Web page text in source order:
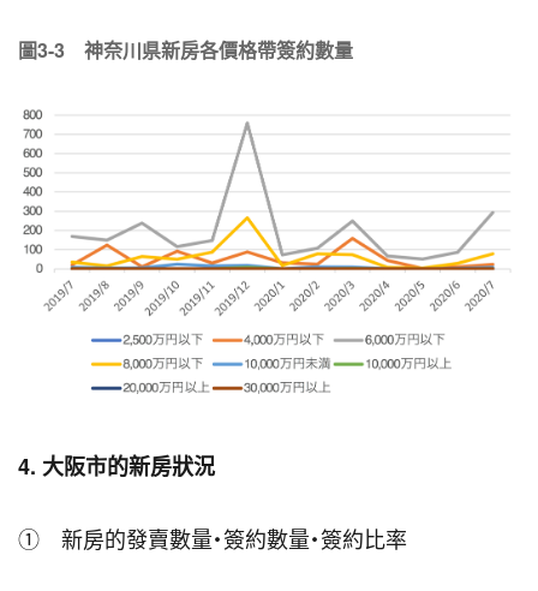
圖3-3 神奈川県新房各價格帶簽約數量
4. 大阪市的新房狀況
① 新房的發賣數量・簽約數量・簽約比率